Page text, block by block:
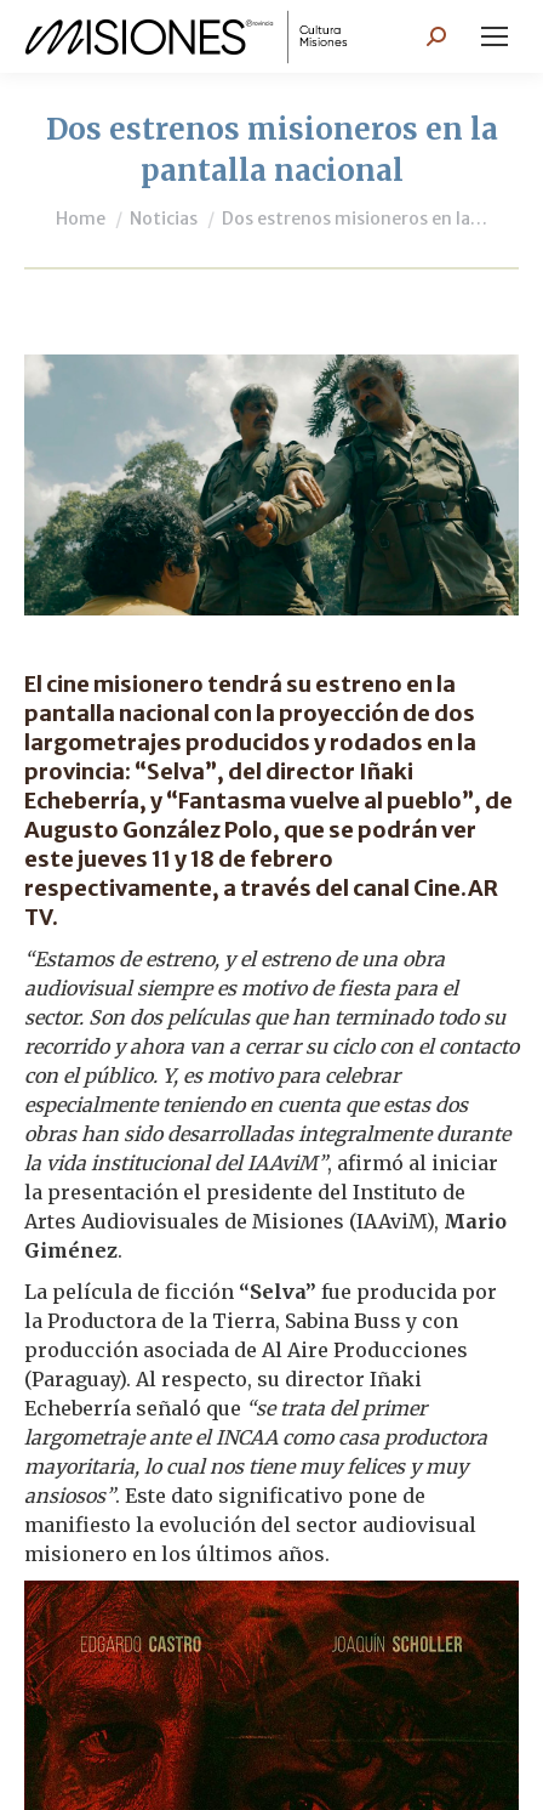
Search:
Dos estrenos misioneros en la
pantalla nacional
You are here:
Home Noticias Dos estrenos misioneros en la…
El cine misionero tendrá su estreno en la
pantalla nacional con la proyección de dos
largometrajes producidos y rodados en la
provincia: “Selva”, del director Iñaki
Echeberría, y “Fantasma vuelve al pueblo”, de
Augusto González Polo, que se podrán ver
este jueves 11 y 18 de febrero
respectivamente, a través del canal Cine.AR
TV.
“Estamos de estreno, y el estreno de una obra
audiovisual siempre es motivo de fiesta para el
sector. Son dos películas que han terminado todo su
recorrido y ahora van a cerrar su ciclo con el contacto
con el público. Y, es motivo para celebrar
especialmente teniendo en cuenta que estas dos
obras han sido desarrolladas integralmente durante
la vida institucional del IAAviM”, afirmó al iniciar
la presentación el presidente del Instituto de
Artes Audiovisuales de Misiones (IAAviM), Mario
Giménez.
La película de ficción “Selva” fue producida por
la Productora de la Tierra, Sabina Buss y con
producción asociada de Al Aire Producciones
(Paraguay). Al respecto, su director Iñaki
Echeberría señaló que “se trata del primer
largometraje ante el INCAA como casa productora
mayoritaria, lo cual nos tiene muy felices y muy
ansiosos”. Este dato significativo pone de
manifiesto la evolución del sector audiovisual
misionero en los últimos años.